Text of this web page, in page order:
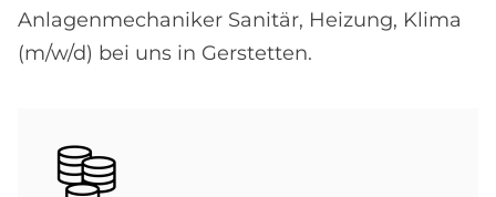
Anlagenmechaniker Sanitär, Heizung, Klima
(m/w/d) bei uns in Gerstetten.
Bild